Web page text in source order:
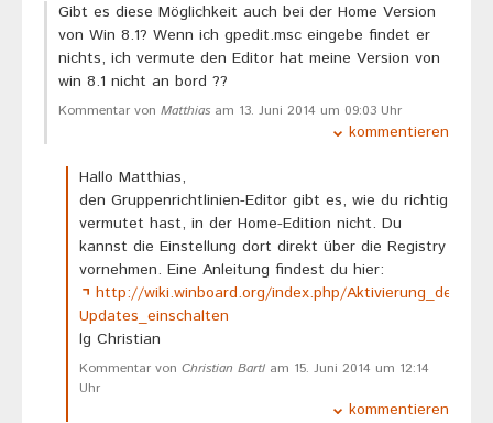
Gibt es diese Möglichkeit auch bei der Home Version
von Win 8.1? Wenn ich gpedit.msc eingebe findet er
nichts, ich vermute den Editor hat meine Version von
win 8.1 nicht an bord ??
Kommentar von Matthias am 13. Juni 2014 um 09:03 Uhr
kommentieren
Hallo Matthias,
den Gruppenrichtlinien-Editor gibt es, wie du richtig
vermutet hast, in der Home-Edition nicht. Du
kannst die Einstellung dort direkt über die Registry
vornehmen. Eine Anleitung findest du hier:
http://wiki.winboard.org/index.php/
Updates_einschalten
lg Christian
Kommentar von Christian Bartl am 15. Juni 2014 um 12:14
Uhr
kommentieren